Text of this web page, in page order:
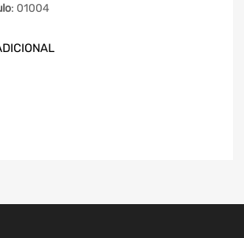
: 01004